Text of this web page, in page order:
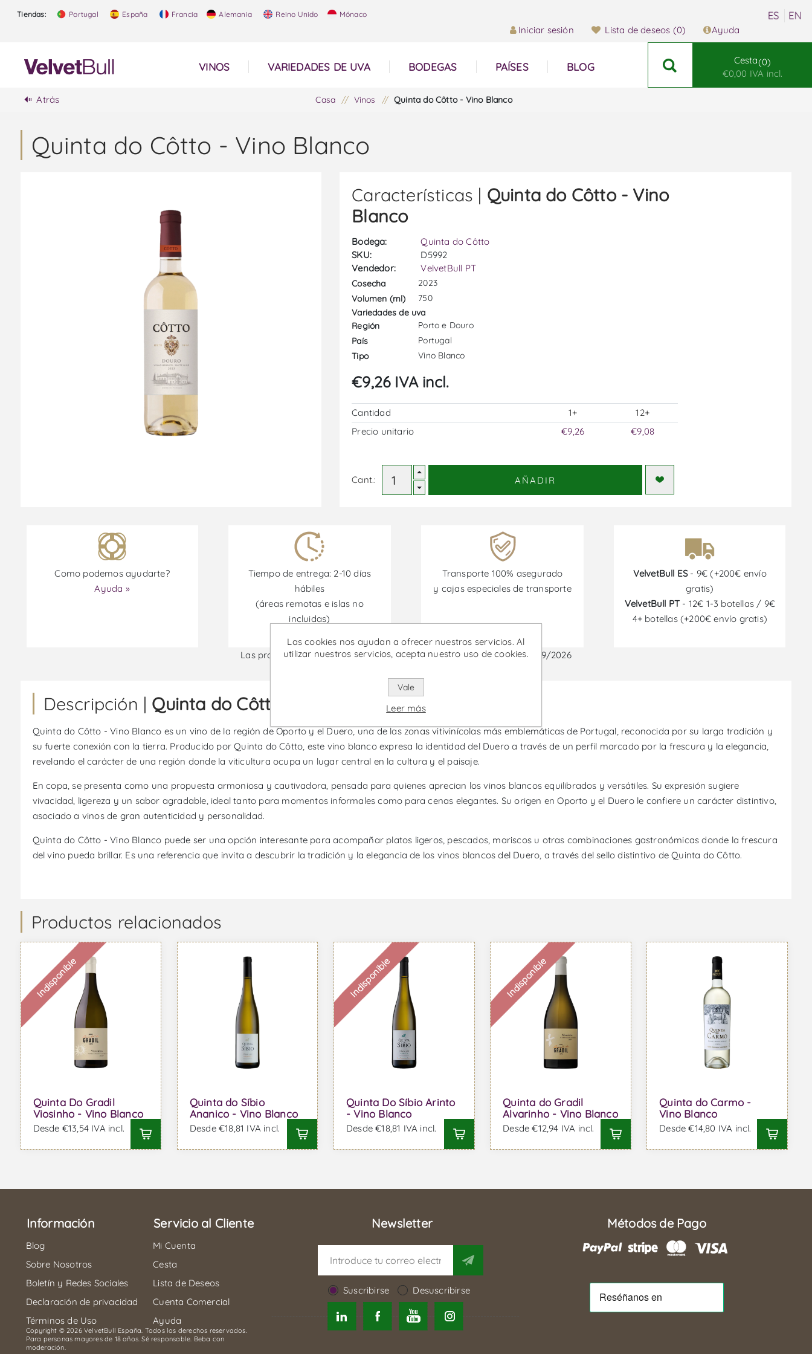
Tiendas: Portugal España Francia Alemania Reino Unido Mónaco
Iniciar sesión Lista de deseos (0) Ayuda
VINOS VARIEDADES DE UVA BODEGAS PAÍSES BLOG
Cesta 0
€0,00 IVA incl.
Atrás Casa / Vinos / Quinta do Côtto - Vino Blanco
Quinta do Côtto - Vino Blanco
Características | Quinta do Côtto - Vino
Blanco
Bodega:
Quinta do Côtto
SKU:
D5992
Vendedor:
VelvetBull PT
Cosecha
2023
Volumen (ml)
750
Variedades de uva
Región
Porto e Douro
País
Portugal
Tipo
Vino Blanco
€9,26 IVA incl.
Cantidad 1+
12+
Precio unitario
€9,26 €9,08
Cant.: AÑADIR
Como podemos ayudarte?
Ayuda »
Tiempo de entrega: 2-10 días
hábiles
(áreas remotas e islas no
incluidas)
Transporte 100% asegurado
y cajas especiales de transporte
VelvetBull ES- 9€ (+200€ envío
gratis)
VelvetBull PT - 12€ 1-3 botellas / 9€
4+ botellas (+200€ envío gratis)
Las promociones están disponibles desde el 30/06/2026 hasta el 30/09/2026
Descripción | Quinta do Côtto - Vino Blanco
Quinta do Côtto - Vino Blanco es un vino de la región de Oporto y el Duero, una de las zonas vitivinícolas más emblemáticas de Portugal, reconocida por su larga tradición y
su fuerte conexión con la tierra. Producido por Quinta do Côtto, este vino blanco expresa la identidad del Duero a través de un perfil marcado por la frescura y la elegancia,
revelando el carácter de una región donde la viticultura ocupa un lugar central en la cultura y el paisaje.
En copa, se presenta como una propuesta armoniosa y cautivadora, pensada para quienes aprecian los vinos blancos equilibrados y versátiles. Su expresión sugiere
vivacidad, ligereza y un sabor agradable, ideal tanto para momentos informales como para cenas elegantes. Su origen en Oporto y el Duero le confiere un carácter distintivo,
asociado a vinos de gran autenticidad y personalidad.
Quinta do Côtto - Vino Blanco puede ser una opción interesante para acompañar platos ligeros, pescados, mariscos u otras combinaciones gastronómicas donde la frescura
del vino pueda brillar. Es una referencia que invita a descubrir la tradición y la elegancia de los vinos blancos del Duero, a través del sello distintivo de Quinta do Côtto.
Productos relacionados
Indisponible
Quinta Do Gradil
Viosinho - Vino Blanco
Desde €13,54 IVA incl.
Quinta do Síbio
Ananico - Vino Blanco
Desde €18,81 IVA incl.
Indisponible
Quinta Do Síbio Arinto
- Vino Blanco
Desde €18,81 IVA incl.
Indisponible
Quinta do Gradil
Alvarinho - Vino Blanco
Desde €12,94 IVA incl.
Quinta do Carmo -
Vino Blanco
Desde €14,80 IVA incl.
Información
Blog
Sobre Nosotros
Boletín y Redes Sociales
Declaración de privacidad
Términos de Uso
Servicio al Cliente
Mi Cuenta
Cesta
Lista de Deseos
Cuenta Comercial
Ayuda
Newsletter
Suscribirse Desuscribirse
Métodos de Pago
Copyright © 2026 VelvetBull España. Todos los derechos reservados.
Para personas mayores de 18 años. Sé responsable. Beba con
moderación.
Las cookies nos ayudan a ofrecer nuestros servicios. Al
utilizar nuestros servicios, acepta nuestro uso de cookies.
Vale
Leer más